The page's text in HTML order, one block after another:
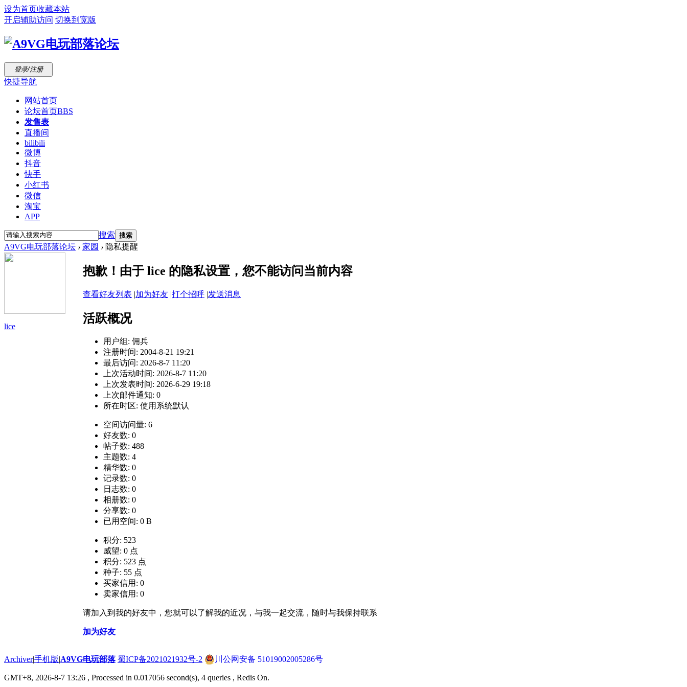
设为首页收藏本站
开启辅助访问 切换到宽版
登录/注册
快捷导航
网站首页
论坛首页BBS
发售表
直播间
bilibili
微博
抖音
快手
小红书
微信
淘宝
APP
搜索 搜索
A9VG电玩部落论坛 › 家园 › 隐私提醒
lice
抱歉！由于 lice 的隐私设置，您不能访问当前内容
查看好友列表 |加为好友 |打个招呼 |发送消息
活跃概况
用户组: 佣兵
注册时间: 2004-8-21 19:21
最后访问: 2026-8-7 11:20
上次活动时间: 2026-8-7 11:20
上次发表时间: 2026-6-29 19:18
上次邮件通知: 0
所在时区: 使用系统默认
空间访问量: 6
好友数: 0
帖子数: 488
主题数: 4
精华数: 0
记录数: 0
日志数: 0
相册数: 0
分享数: 0
已用空间: 0 B
积分: 523
威望: 0 点
积分: 523 点
种子: 55 点
买家信用: 0
卖家信用: 0
请加入到我的好友中，您就可以了解我的近况，与我一起交流，随时与我保持联系
加为好友
Archiver|手机版|A9VG电玩部落 蜀ICP备2021021932号-2 川公网安备 51019002005286号
GMT+8, 2026-8-7 13:26 , Processed in 0.017056 second(s), 4 queries , Redis On.